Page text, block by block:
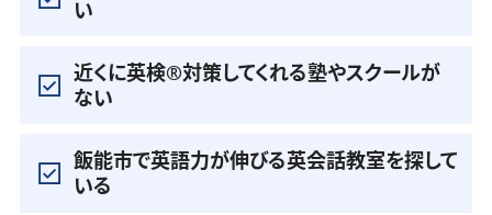
い
近くに英検®️対策してくれる塾やスクールが
ない
飯能市で英語力が伸びる英会話教室を探して
いる